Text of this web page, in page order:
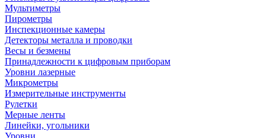
Мультиметры
Пирометры
Инспекционные камеры
Детекторы металла и проводки
Весы и безмены
Принадлежности к цифровым приборам
Уровни лазерные
Микрометры
Измерительные инструменты
Рулетки
Мерные ленты
Линейки, угольники
Уровни